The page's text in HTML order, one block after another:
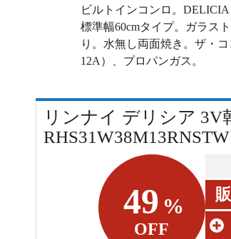
ビルトインコンロ。
標準幅60cmタイプ。ガラス
り。水無し両面焼き。ザ・
12A）、プロパンガス。
リンナイ デリシア 3V
49 %
OFF